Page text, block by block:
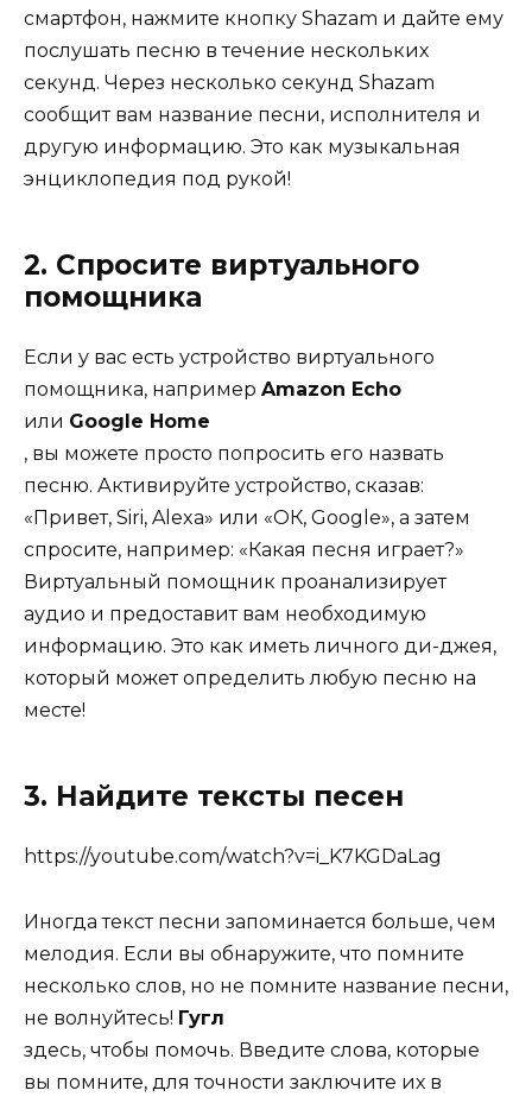
смартфон, нажмите кнопку Shazam и дайте ему
послушать песню в течение нескольких
секунд. Через несколько секунд Shazam
сообщит вам название песни, исполнителя и
другую информацию. Это как музыкальная
энциклопедия под рукой!
2. Спросите виртуального
помощника
Если у вас есть устройство виртуального
помощника, например Amazon Echo
или Google Home
, вы можете просто попросить его назвать
песню. Активируйте устройство, сказав:
«Привет, Siri, Alexa» или «ОК, Google», а затем
спросите, например: «Какая песня играет?»
Виртуальный помощник проанализирует
аудио и предоставит вам необходимую
информацию. Это как иметь личного ди-джея,
который может определить любую песню на
месте!
3. Найдите тексты песен
https://youtube.com/watch?v=i_K7KGDaLag
Иногда текст песни запоминается больше, чем
мелодия. Если вы обнаружите, что помните
несколько слов, но не помните название песни,
не волнуйтесь! Гугл
здесь, чтобы помочь. Введите слова, которые
вы помните, для точности заключите их в